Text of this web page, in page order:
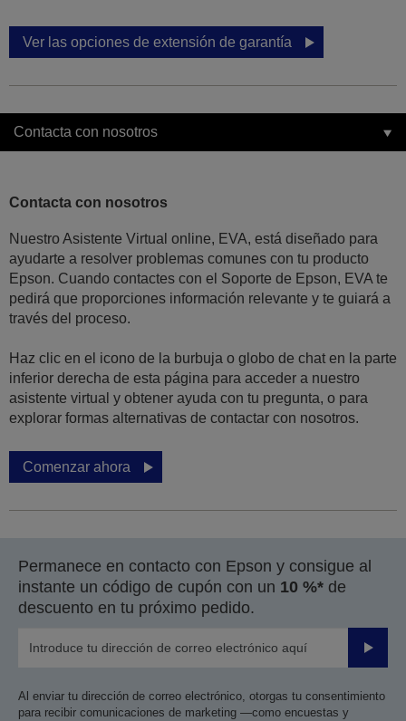
Ver las opciones de extensión de garantía
Contacta con nosotros
Contacta con nosotros
Nuestro Asistente Virtual online, EVA, está diseñado para
ayudarte a resolver problemas comunes con tu producto
Epson. Cuando contactes con el Soporte de Epson, EVA te
pedirá que proporciones información relevante y te guiará a
través del proceso.
Haz clic en el icono de la burbuja o globo de chat en la parte
inferior derecha de esta página para acceder a nuestro
asistente virtual y obtener ayuda con tu pregunta, o para
explorar formas alternativas de contactar con nosotros.
Comenzar ahora
Permanece en contacto con Epson y consigue al
instante un código de cupón con un 10 %* de
descuento en tu próximo pedido.
Enviar
Al enviar tu dirección de correo electrónico, otorgas tu consentimiento
para recibir comunicaciones de marketing —como encuestas y